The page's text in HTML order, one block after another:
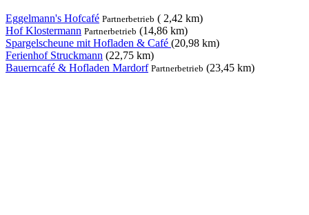
Eggelmann's Hofcafé Partnerbetrieb ( 2,42 km)
Hof Klostermann Partnerbetrieb (14,86 km)
Spargelscheune mit Hofladen & Café (20,98 km)
Ferienhof Struckmann (22,75 km)
Bauerncafé & Hofladen Mardorf Partnerbetrieb (23,45 km)